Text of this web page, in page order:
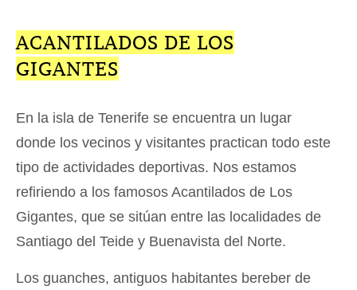
ACANTILADOS DE LOS
GIGANTES
En la isla de Tenerife se encuentra un lugar
donde los vecinos y visitantes practican todo este
tipo de actividades deportivas. Nos estamos
refiriendo a los famosos Acantilados de Los
Gigantes, que se sitúan entre las localidades de
Santiago del Teide y Buenavista del Norte.
Los guanches, antiguos habitantes bereber de